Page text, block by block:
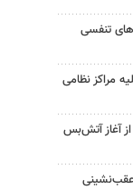
تنفسی
مراکز نظامی
غزه از آغاز آتش‌بس
عقب‌نشینی